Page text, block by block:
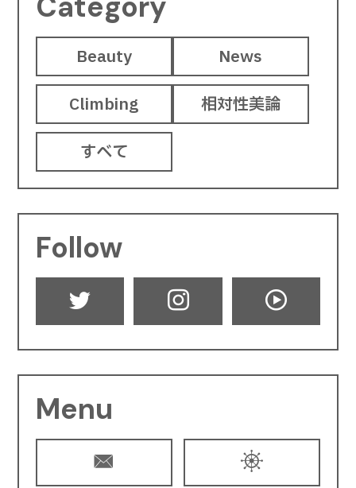
Beauty
News
Climbing
相対性美論
すべて
Follow
Menu